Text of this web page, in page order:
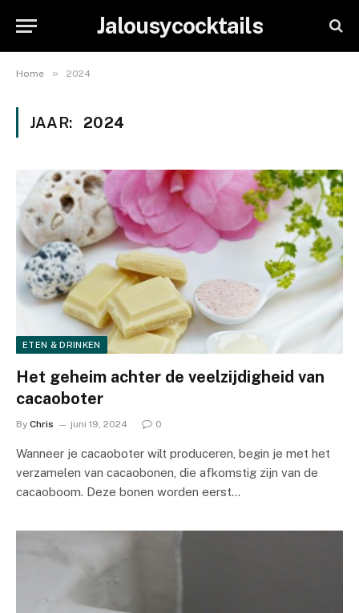
Jalousycocktails
Home » 2024
JAAR: 2024
ETEN & DRINKEN
Het geheim achter de veelzijdigheid van
cacaoboter
By Chris juni 19, 2024 0
Wanneer je cacaoboter wilt produceren, begin je met het
verzamelen van cacaobonen, die afkomstig zijn van de
cacaoboom. Deze bonen worden eerst…